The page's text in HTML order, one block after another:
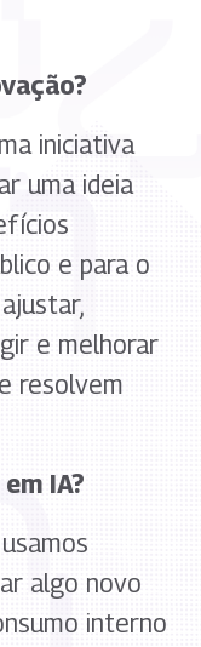
iniciativa
uma ideia
e para o
e melhorar
resolvem
IA?
algo novo
interno